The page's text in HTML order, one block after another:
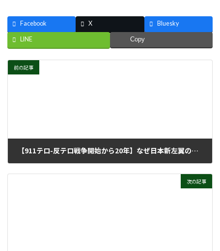
Facebook X Bluesky
LINE Copy
前の記事
【911テロ-反テロ戦争開始から20年】なぜ日本新左翼のなかに無差別テロを容認する「ざまあみろ論」が多いのか
次の記事